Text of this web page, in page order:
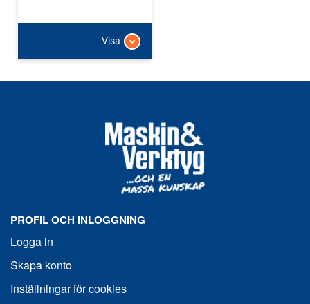
Visa
PROFIL OCH INLOGGNING
Logga in
Skapa konto
Inställningar för cookies